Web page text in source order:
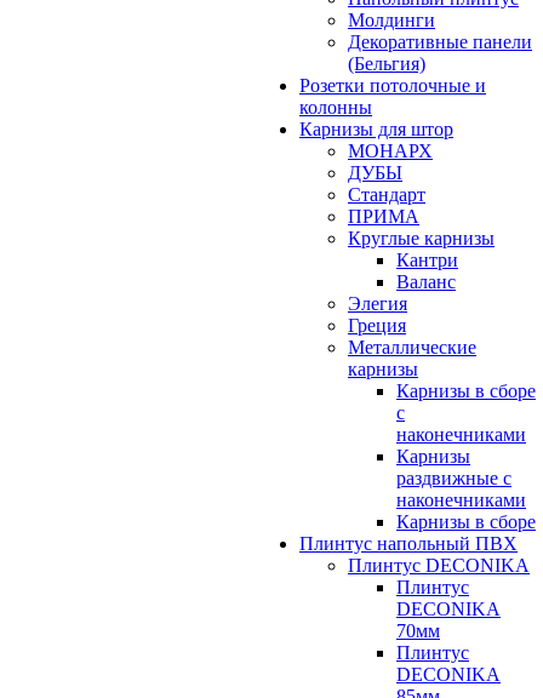
Молдинги
Декоративные панели
(Бельгия)
Розетки потолочные и
колонны
Карнизы для штор
МОНАРХ
ДУБЫ
Стандарт
ПРИМА
Круглые карнизы
Кантри
Валанс
Элегия
Греция
Металлические
карнизы
Карнизы в сборе
с
наконечниками
Карнизы
раздвижные с
наконечниками
Карнизы в сборе
Плинтус напольный ПВХ
Плинтус DECONIKA
Плинтус
DECONIKA
70мм
Плинтус
DECONIKA